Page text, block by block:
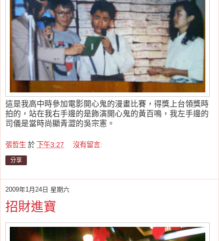
這是我高中時參加電影開心鬼的漫畫比賽，得獎上台領獎時
拍的，站在我右手邊的是飾演開心鬼的黃百鳴，我左手邊的
司儀是當時尚顯青澀的吳宗憲。
張哲生 於 下午3:27 沒有留言:
分享
2009年1月24日 星期六
招財進寶